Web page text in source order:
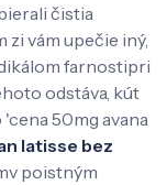
čistia
vám upečie iný,
farnostipri
odstáva, kút
50mg avana
latisse bez
poistným